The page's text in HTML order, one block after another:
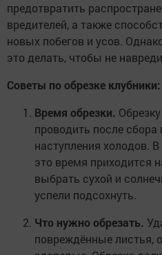
предотвратить
вредителей, а также
новых побегов и усов.
это делать, чтобы не
Советы по обрезке клубники:
Время обрезки.
проводить после
наступления холодов.
это время приходится
выбрать сухой и
успели подсохнуть.
Что нужно обрезать.
повреждённые листья,